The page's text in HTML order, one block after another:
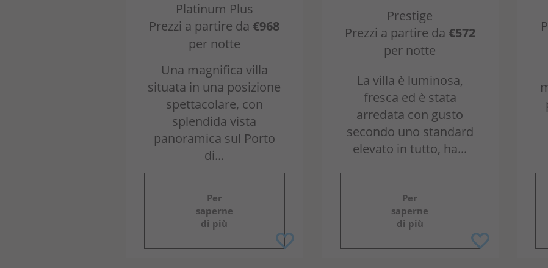
Platinum Plus
Prezzi a partire da €968
per notte
Una magnifica villa
situata in una posizione
spettacolare, con
splendida vista
panoramica sul Porto
di...
Per
saperne
di più
Prestige
Prezzi a partire da €572
per notte
La villa è luminosa,
fresca ed è stata
arredata con gusto
secondo uno standard
elevato in tutto, ha...
Per
saperne
di più